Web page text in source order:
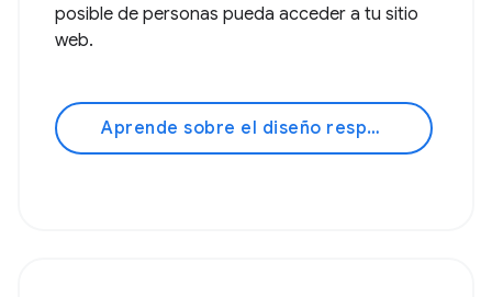
posible de personas pueda acceder a tu sitio
web.
Aprende sobre el diseño responsivo